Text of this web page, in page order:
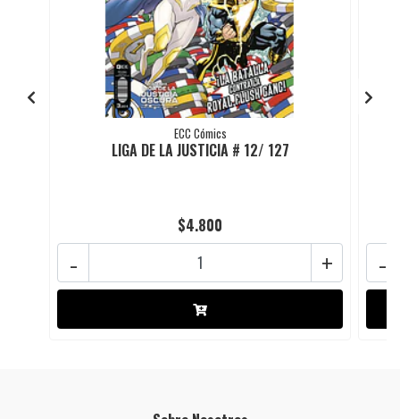
ECC Cómics
LIGA DE LA JUSTICIA # 12/ 127
$4.800
+
- -